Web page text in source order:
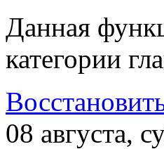
Данная
категории
08 августа,